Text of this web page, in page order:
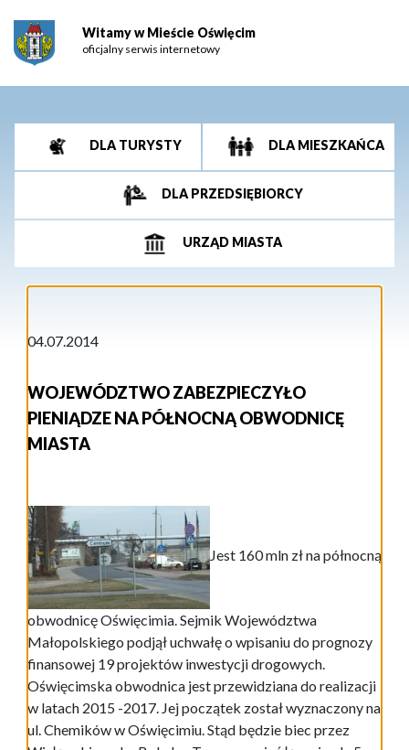
Witamy w Mieście Oświęcim
oficjalny serwis internetowy
DLA TURYSTY DLA MIESZKAŃCA
DLA PRZEDSIĘBIORCY
URZĄD MIASTA
04.07.2014
WOJEWÓDZTWO ZABEZPIECZYŁO
PIENIĄDZE NA PÓŁNOCNĄ OBWODNICĘ
MIASTA
Jest 160 mln zł na północną
obwodnicę Oświęcimia. Sejmik Województwa
Małopolskiego podjął uchwałę o wpisaniu do prognozy
finansowej 19 projektów inwestycji drogowych.
Oświęcimska obwodnica jest przewidziana do realizacji
w latach 2015 -2017. Jej początek został wyznaczony na
ul. Chemików w Oświęcimiu. Stąd będzie biec przez